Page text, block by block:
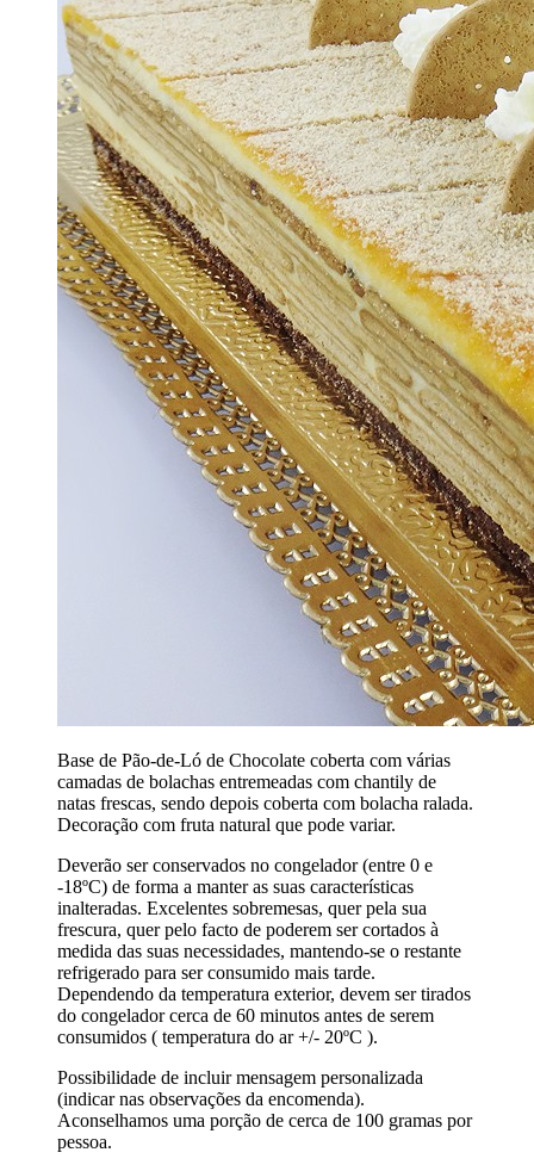
Base de Pão-de-Ló de Chocolate coberta com várias
camadas de bolachas entremeadas com chantily de
natas frescas, sendo depois coberta com bolacha ralada.
Decoração com fruta natural que pode variar.
Deverão ser conservados no congelador (entre 0 e
-18ºC) de forma a manter as suas características
inalteradas. Excelentes sobremesas, quer pela sua
frescura, quer pelo facto de poderem ser cortados à
medida das suas necessidades, mantendo-se o restante
refrigerado para ser consumido mais tarde.
Dependendo da temperatura exterior, devem ser tirados
do congelador cerca de 60 minutos antes de serem
consumidos ( temperatura do ar +/- 20ºC ).
Possibilidade de incluir mensagem personalizada
(indicar nas observações da encomenda).
Aconselhamos uma porção de cerca de 100 gramas por
pessoa.